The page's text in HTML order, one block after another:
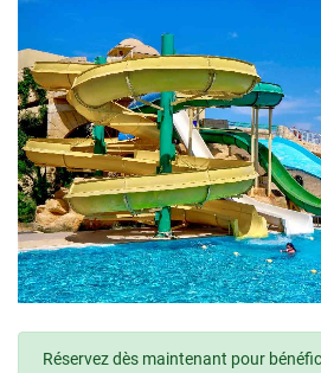
Réservez dès maintenant pour